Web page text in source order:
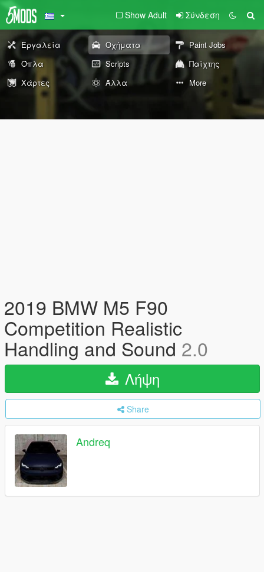
Show Adult Σύνδεση
Εργαλεία Οχήματα
Paint Jobs
Όπλα
Scripts
Παίχτης
Χάρτες
Άλλα More
2019 BMW M5 F90
Competition Realistic
Handling and Sound 2.0
Λήψη
Share
Andreq